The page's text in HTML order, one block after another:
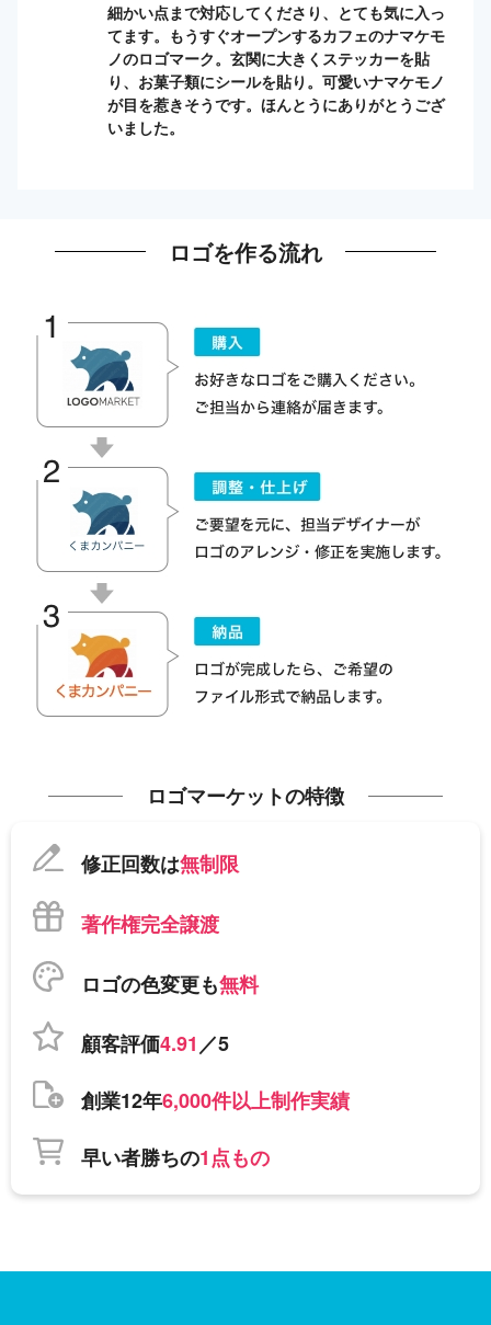
細かい点まで対応してくださり、とても気に入っ
てます。もうすぐオープンするカフェのナマケモ
ノのロゴマーク。玄関に大きくステッカーを貼
り、お菓子類にシールを貼り。可愛いナマケモノ
が目を惹きそうです。ほんとうにありがとうござ
いました。
ロゴを作る流れ
ロゴマーケットの特徴
修正回数は無制限
著作権完全譲渡
ロゴの色変更も無料
顧客評価4.91／5
創業12年6,000件以上制作実績
早い者勝ちの1点もの